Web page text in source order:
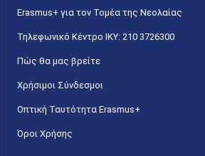
Erasmus+ για τον Τομέα της Νεολαίας
Τηλεφωνικό Κέντρο IKY: 210 3726300
Πώς θα μας βρείτε
Χρήσιμοι Σύνδεσμοι
Οπτική Ταυτότητα Erasmus+
Όροι Χρήσης